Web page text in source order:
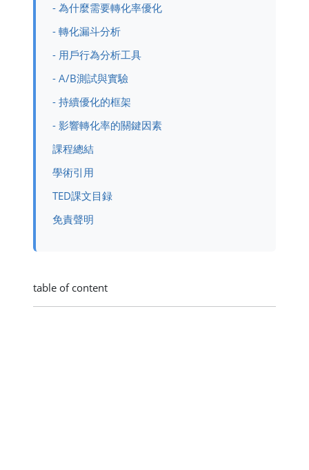
- 為什麼需要轉化率優化
- 轉化漏斗分析
- 用戶行為分析工具
- A/B測試與實驗
- 持續優化的框架
- 影響轉化率的關鍵因素
課程總結
學術引用
TED課文目録
免責聲明
table of content